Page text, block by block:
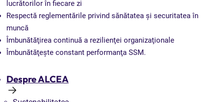
lucrătorilor în fiecare zi
Respectă reglementările privind sănătatea şi securitatea în
muncă
Îmbunătăţirea continuă a rezilienţei organizaţionale
Îmbunătăţeşte constant performanţa SSM.
Despre ALCEA